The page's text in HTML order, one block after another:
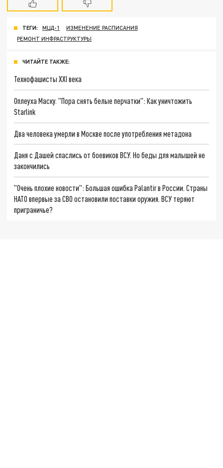
ТЕГИ: МЦД-1
ИЗМЕНЕНИЕ РАСПИСАНИЯ
РЕМОНТ ИНФРАСТРУКТУРЫ
ЧИТАЙТЕ ТАКЖЕ:
Технофашисты XXI века
Оплеуха Маску. "Пора снять белые перчатки": Как уничтожить
Starlink
Два человека умерли в Москве после употребления метадона
Даня с Дашей спаслись от боевиков ВСУ. Но беды для малышей не
закончились
"Очень плохие новости": Большая ошибка Palantir в России. Страны
НАТО впервые за СВО остановили поставки оружия. ВСУ теряют
приграничье?